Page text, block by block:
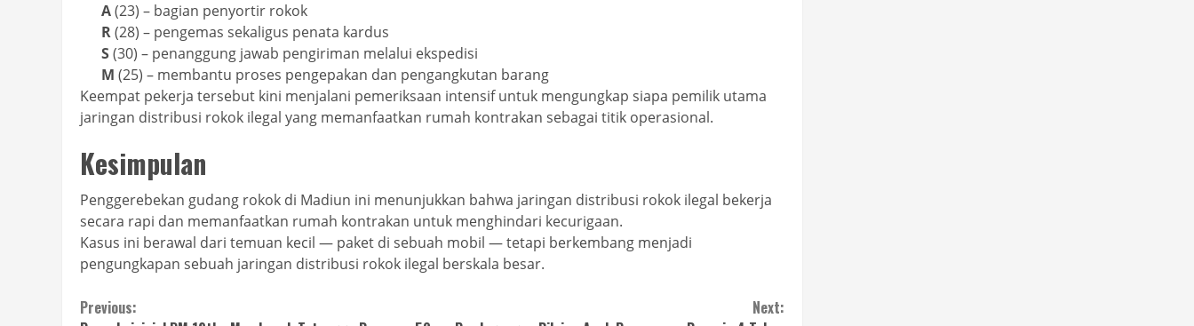
A(23) – bagian penyortir rokok
R(28) – pengemas sekaligus penata kardus
S(30) – penanggung jawab pengiriman melalui ekspedisi
M (25) – membantu proses pengepakan dan pengangkutan barang
Keempat pekerja tersebut kini menjalani pemeriksaan intensif untuk mengungkap siapa pemilik utama
jaringan distribusi rokok ilegal yang memanfaatkan rumah kontrakan sebagai titik operasional.
Kesimpulan
Penggerebekan gudang rokok di Madiun ini menunjukkan bahwa jaringan distribusi rokok ilegal bekerja
secara rapi dan memanfaatkan rumah kontrakan untuk menghindari kecurigaan.
Kasus ini berawal dari temuan kecil — paket di sebuah mobil — tetapi berkembang menjadi
pengungkapan sebuah jaringan distribusi rokok ilegal berskala besar.
Continue
Previous:
Next: